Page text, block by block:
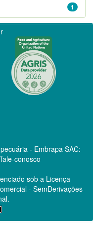
1
- Embrapa SAC:
conosco
sob a Licença
- SemDerivações